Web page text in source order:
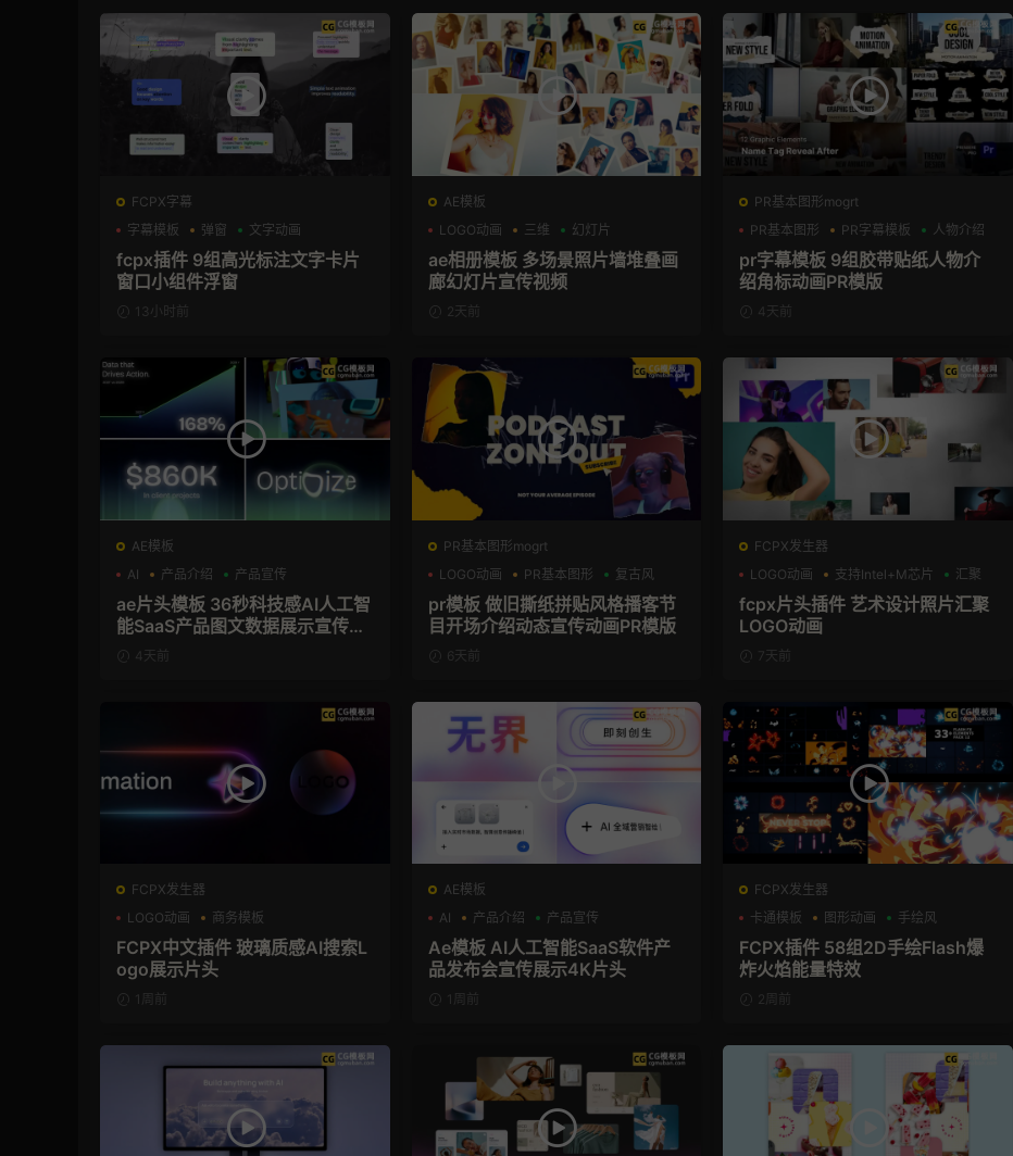
FCPX字幕
字幕模板
弹窗 文字动画
fcpx插件 9组高光标注文字卡片
窗口小组件浮窗
13小时前
AE模板
LOGO动画
三维 幻灯片
ae相册模板 多场景照片墙堆叠画
廊幻灯片宣传视频
2天前
PR基本图形mogrt
PR基本图形
PR字幕模板 人物介绍
pr字幕模板 9组胶带贴纸人物介
绍角标动画PR模版
4天前
AE模板
AI
产品介绍 产品宣传
ae片头模板 36秒科技感AI人工智
能SaaS产品图文数据展示宣传视
频AE模板
4天前
PR基本图形mogrt
LOGO动画
PR基本图形 复古风
pr模板 做旧撕纸拼贴风格播客节
目开场介绍动态宣传动画PR模版
6天前
FCPX发生器
LOGO动画
支持Intel+M芯片 汇聚
fcpx片头插件 艺术设计照片汇聚
LOGO动画
7天前
FCPX发生器
LOGO动画
商务模板
支持Intel+M芯片
FCPX中文插件 玻璃质感AI搜索L
ogo展示片头
1周前
AE模板
AI
产品介绍 产品宣传
Ae模板 AI人工智能SaaS软件产
品发布会宣传展示4K片头
1周前
FCPX发生器
卡通模板
图形动画 手绘风
FCPX插件 58组2D手绘Flash爆
炸火焰能量特效
2周前